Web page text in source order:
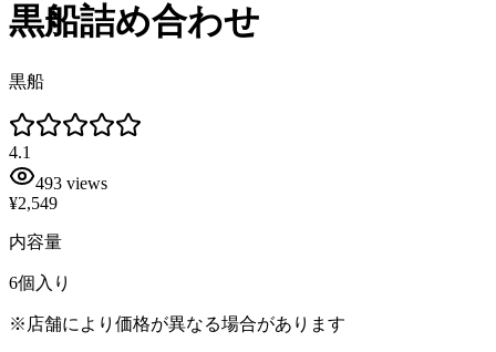
黒船詰め合わせ
黒船
4.1
493 views
¥2,549
内容量
6個入り
※店舗により価格が異なる場合があります